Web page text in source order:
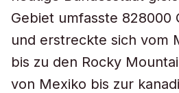
Gebiet umfasste 828000
und erstreckte sich vom
bis zu den Rocky
von Mexiko bis zur